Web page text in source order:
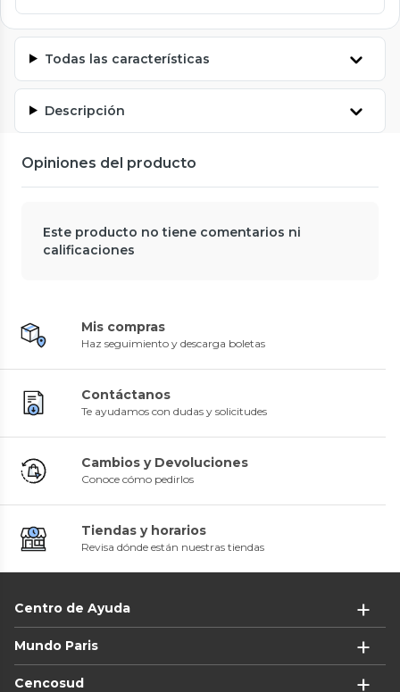
Todas las características
Descripción
Opiniones del producto
Este producto no tiene comentarios ni
calificaciones
Mis compras
Haz seguimiento y descarga boletas
Contáctanos
Te ayudamos con dudas y solicitudes
Cambios y Devoluciones
Conoce cómo pedirlos
Tiendas y horarios
Revisa dónde están nuestras tiendas
Centro de Ayuda
Mundo Paris
Cencosud